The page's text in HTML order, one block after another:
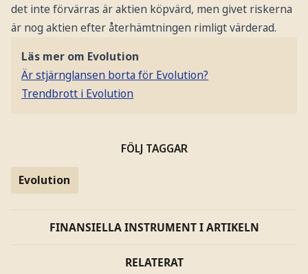
det inte förvärras är aktien köpvärd, men givet riskerna
är nog aktien efter återhämtningen rimligt värderad.
Läs mer om Evolution
Är stjärnglansen borta för Evolution?
Trendbrott i Evolution
FÖLJ TAGGAR
Evolution
FINANSIELLA INSTRUMENT I ARTIKELN
RELATERAT